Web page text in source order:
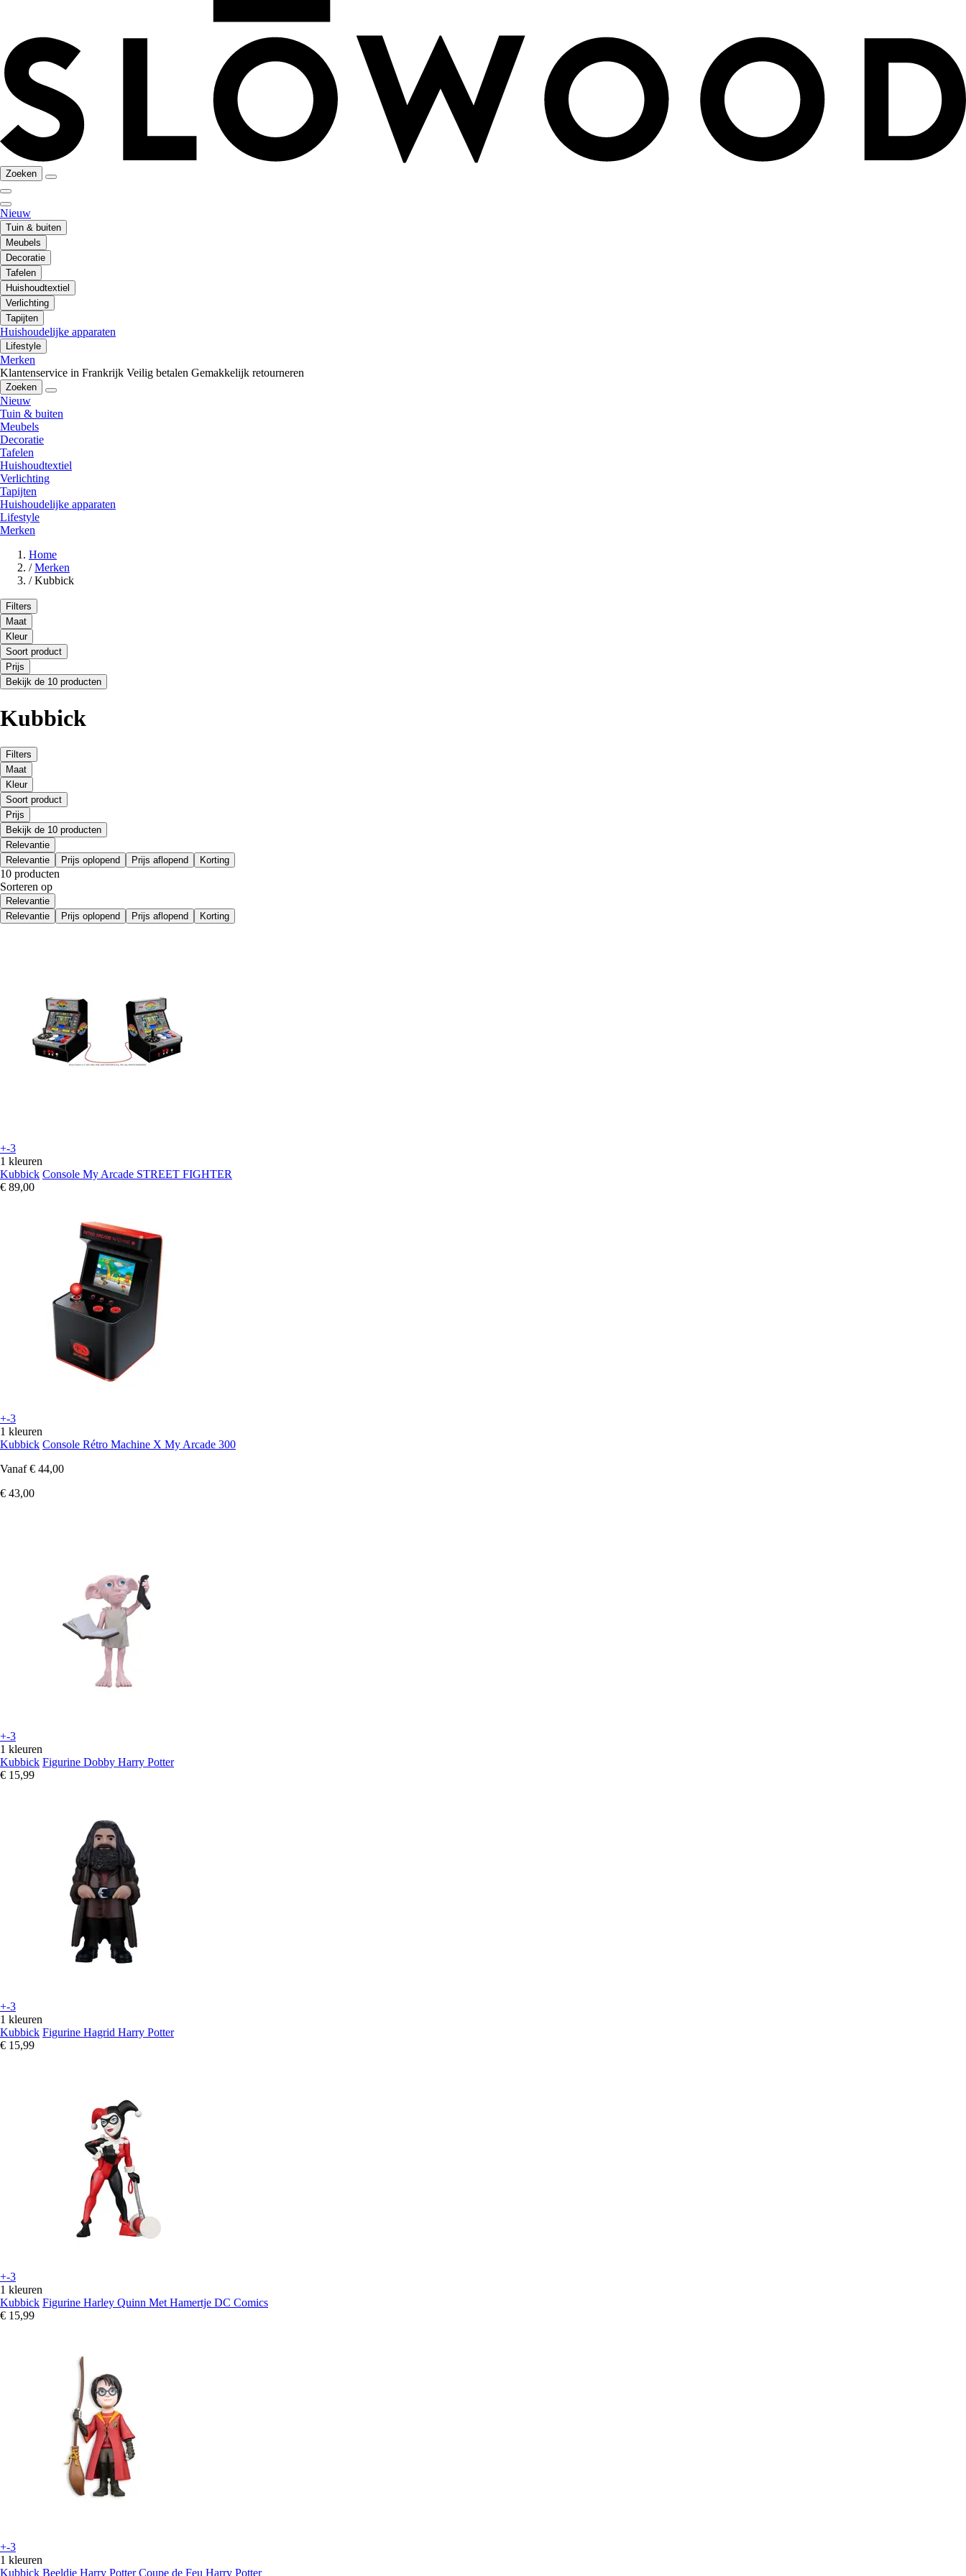
Zoeken
Nieuw
Tuin & buiten
Meubels
Decoratie
Tafelen
Huishoudtextiel
Verlichting
Tapijten
Huishoudelijke apparaten
Lifestyle
Merken
Klantenservice in Frankrijk Veilig betalen Gemakkelijk retourneren
Zoeken
Nieuw
Tuin & buiten
Meubels
Decoratie
Tafelen
Huishoudtextiel
Verlichting
Tapijten
Huishoudelijke apparaten
Lifestyle
Merken
Home
/ Merken
/ Kubbick
Filters
Maat
Kleur
Soort product
Prijs
Bekijk de 10 producten
Kubbick
Filters
Maat
Kleur
Soort product
Prijs
Bekijk de 10 producten
Relevantie
Relevantie
Prijs oplopend Prijs aflopend Korting
10 producten
Sorteren op
Relevantie
Relevantie
Prijs oplopend Prijs aflopend Korting
+-3
1 kleuren
Kubbick Console My Arcade STREET FIGHTER
€ 89,00
+-3
1 kleuren
Kubbick Console Rétro Machine X My Arcade 300
Vanaf € 44,00
€ 43,00
+-3
1 kleuren
Kubbick Figurine Dobby Harry Potter
€ 15,99
+-3
1 kleuren
Kubbick Figurine Hagrid Harry Potter
€ 15,99
+-3
1 kleuren
Kubbick Figurine Harley Quinn Met Hamertje DC Comics
€ 15,99
+-3
1 kleuren
Kubbick Beeldje Harry Potter Coupe de Feu Harry Potter